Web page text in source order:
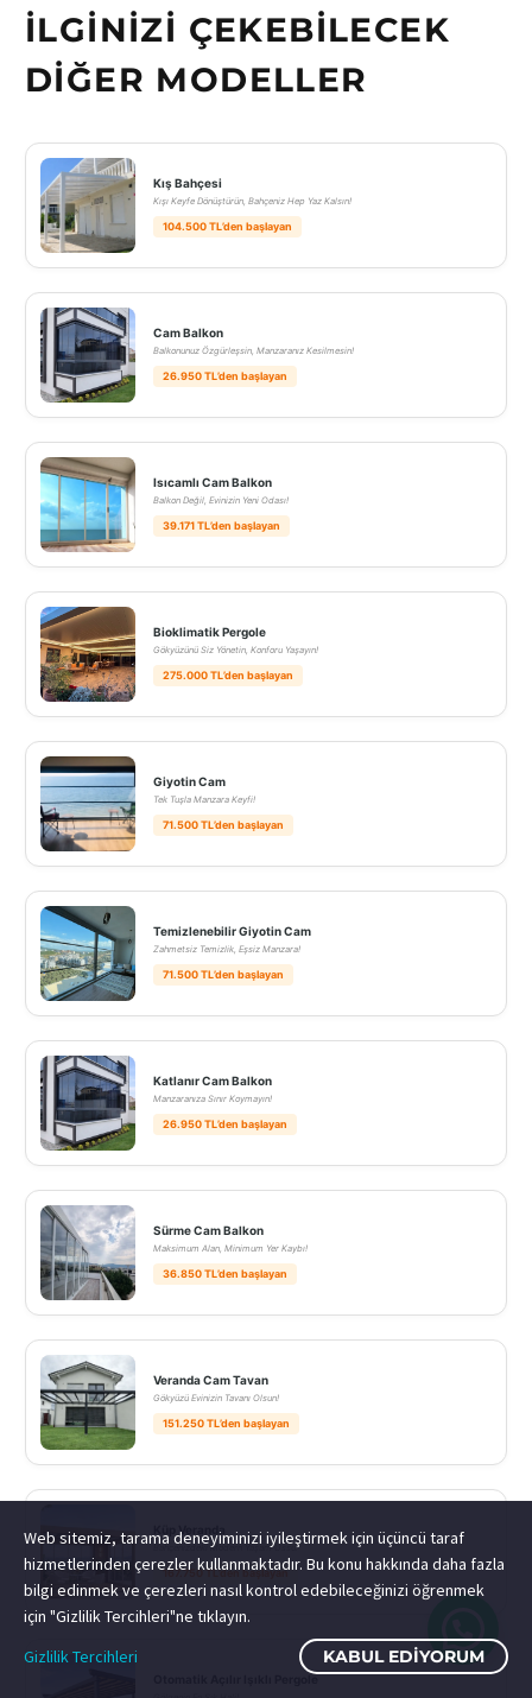
İLGINIZI ÇEKEBILECEK
DIĞER MODELLER
Kış Bahçesi
Kışı Keyfe Dönüştürün, Bahçeniz Hep Yaz Kalsın!
104.500 TL’den başlayan
Cam Balkon
Balkonunuz Özgürleşsin, Manzaranız Kesilmesin!
26.950 TL’den başlayan
Isıcamlı Cam Balkon
Balkon Değil, Evinizin Yeni Odası!
39.171 TL’den başlayan
Bioklimatik Pergole
Gökyüzünü Siz Yönetin, Konforu Yaşayın!
275.000 TL’den başlayan
Giyotin Cam
Tek Tuşla Manzara Keyfi!
71.500 TL’den başlayan
Temizlenebilir Giyotin Cam
Zahmetsiz Temizlik, Eşsiz Manzara!
71.500 TL’den başlayan
Katlanır Cam Balkon
Manzaranıza Sınır Koymayın!
26.950 TL’den başlayan
Sürme Cam Balkon
Maksimum Alan, Minimum Yer Kaybı!
36.850 TL’den başlayan
Veranda Cam Tavan
Gökyüzü Evinizin Tavanı Olsun!
151.250 TL’den başlayan
Küp Veranda
Bahçenizdeki Modern Yaşam Üssü!
167.750 TL’den başlayan
Otomatik Açılır Işıklı Pergole
Web sitemiz, tarama deneyiminizi iyileştirmek için üçüncü taraf
hizmetlerinden çerezler kullanmaktadır. Bu konu hakkında daha fazla
bilgi edinmek ve çerezleri nasıl kontrol edebileceğinizi öğrenmek
için "Gizlilik Tercihleri"ne tıklayın.
Gizlilik Tercihleri
KABUL EDIYORUM